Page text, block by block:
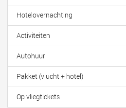
Hotelovernachting
Activiteiten
Autohuur
Pakket (vlucht + hotel)
Op vliegtickets